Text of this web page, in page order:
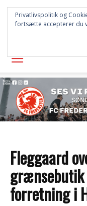
Fleggaard
grænsebutik
forretning i
Privatlivspolitik og
fortsætte accepterer du